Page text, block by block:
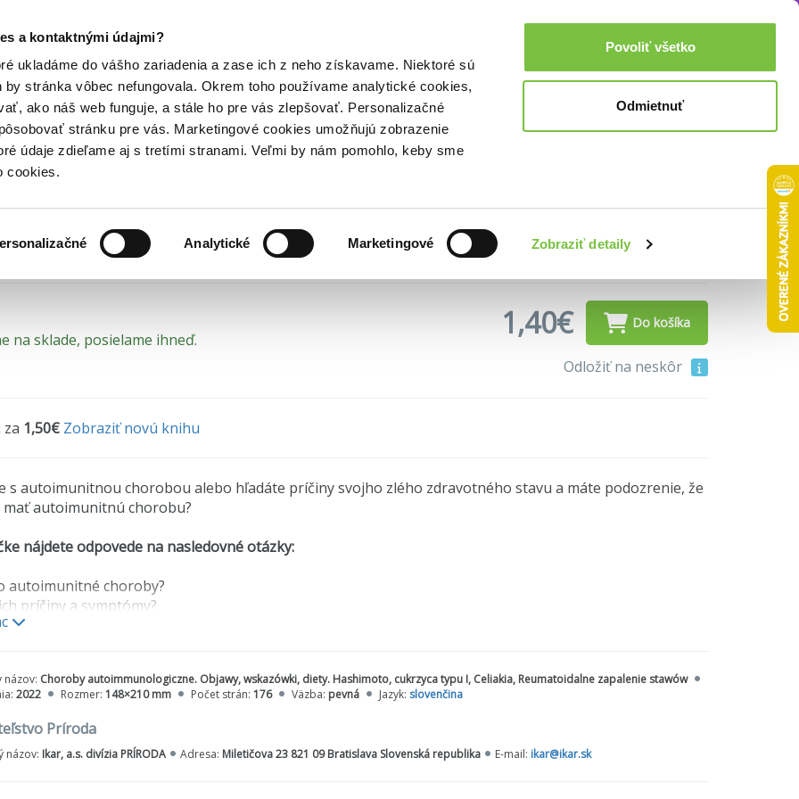
a kontaktnými údajmi?
ukladáme do vášho zariadenia a zase ich z neho získavame. Niektoré sú
by stránka vôbec nefungovala. Okrem toho používame analytické cookies,
ako náš web funguje, a stále ho pre vás zlepšovať. Personalizačné
stránku pre vás. Marketingové cookies umožňujú zobrazenie
údaje zdieľame aj s tretími stranami. Veľmi by nám pomohlo, keby sme
cookies.
Analytické Marketingové Zobraziť detaily
Povoliť všetko
Odmietnuť
Doplnky Prihlásenie 0,00€
a životnom štýle Autoimunitné choroby Akcie a zľavy
choroby - prečítaná (bazár
stav = prečítaná kniha bez poškodenia
,Natalia Czekalska, Paulina Ihnatowicz• Príroda (2022)
na sklade, posielame ihneď. 1,40€ Do košíka
Odložiť na neskôr
1,50€ Zobraziť novú knihu
s autoimunitnou chorobou alebo hľadáte príčiny svojho zlého zdravotného stavu a máte podozrenie, že
mať autoimunitnú chorobu?
nájdete odpovede na nasledovné otázky:
autoimunitné choroby?
príčiny a symptómy?
je vhodné urobiť, pokiaľ ste chorí alebo máte podozrenie, že máte takúto chorobu?
majú črevá na autoimunitné choroby?
aktivita sa odporúča chorým ľudom?
sú podrobnejšie popísané nasledujúce choroby: Hashimotova choroba, reumatoidná artritída,
lupus, Crohnova choroba, ulcerózna kolitída, diabetes 1. typu, celiakia. Zistite, ako sa s chorobou
názov: Choroby autoimmunologiczne. Objawy, wskazówki, diety. Hashimoto, cukrzyca typu I, Celiakia, Reumatoidalne zapalenie stawów
2022 Rozmer: 148×210 mm Počet strán: 176 Väzba: pevná Jazyk: slovenčina
Príroda
názov: Ikar, a.s. divízia PRÍRODA Adresa: Miletičova 23 821 09 Bratislava Slovenská republika E-mail: ikar@ikar.sk